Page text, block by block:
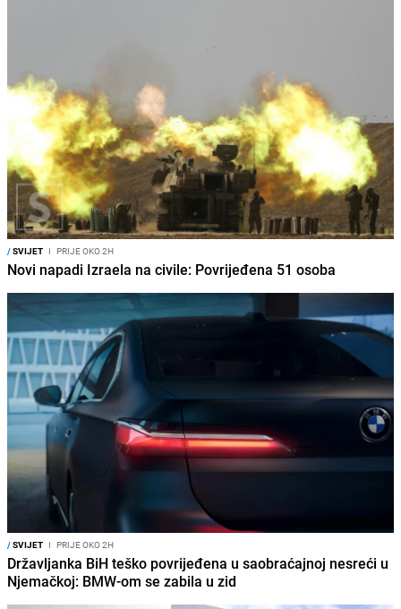
/SVIJET I PRIJE OKO 2H
Novi napadi Izraela na civile: Povrijeđena 51 osoba
/SVIJET I PRIJE OKO 2H
Državljanka BiH teško povrijeđena u saobraćajnoj nesreći u
Njemačkoj: BMW-om se zabila u zid